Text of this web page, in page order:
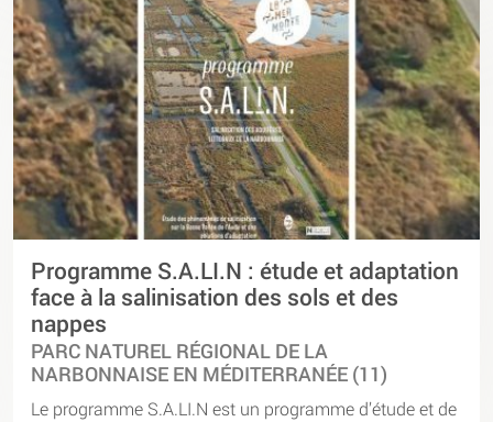
Programme S.A.LI.N : étude et adaptation
face à la salinisation des sols et des
nappes
PARC NATUREL RÉGIONAL DE LA
NARBONNAISE EN MÉDITERRANÉE (11)
Le programme S.A.LI.N est un programme d’étude et de